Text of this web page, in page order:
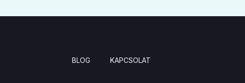
BLOG KAPCSOLAT